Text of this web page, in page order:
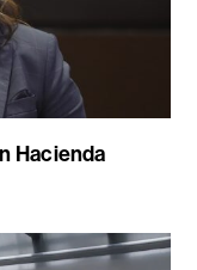
Hacienda